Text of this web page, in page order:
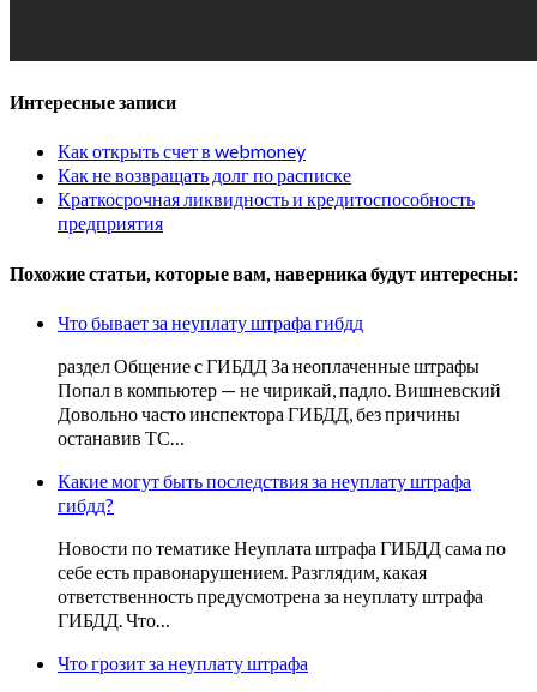
Интересные записи
Как открыть счет в webmoney
Как не возвращать долг по расписке
Краткосрочная ликвидность и кредитоспособность
предприятия
Похожие статьи, которые вам, наверника будут интересны:
Что бывает за неуплату штрафа гибдд
раздел Общение с ГИБДД За неоплаченные штрафы
Попал в компьютер — не чирикай, падло. Вишневский
Довольно часто инспектора ГИБДД, без причины
останавив ТС…
Какие могут быть последствия за неуплату штрафа
гибдд?
Новости по тематике Неуплата штрафа ГИБДД сама по
себе есть правонарушением. Разглядим, какая
ответственность предусмотрена за неуплату штрафа
ГИБДД. Что…
Что грозит за неуплату штрафа